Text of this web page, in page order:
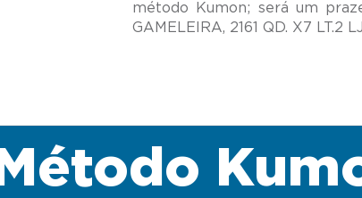
método Kumon; será um